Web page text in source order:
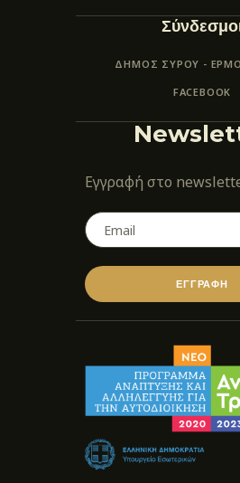
ΔΗΜΟΣ ΣΥΡΟΥ -
FACEBOOK
Εγγραφή στο
ΕΓΓΡΑΦΗ